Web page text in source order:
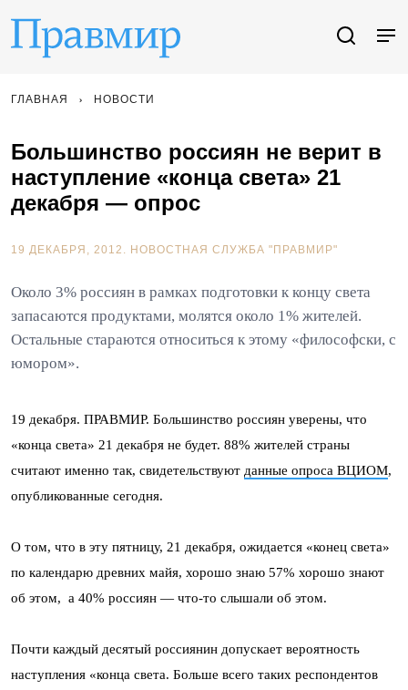
ГЛАВНАЯ НОВОСТИ
Большинство россиян не верит в
наступление «конца света» 21
декабря — опрос
19 ДЕКАБРЯ, 2012. НОВОСТНАЯ СЛУЖБА "ПРАВМИР"
Около 3% россиян в рамках подготовки к концу света
запасаются продуктами, молятся около 1% жителей.
Остальные стараются относиться к этому «философски, с
юмором».
19 декабря. ПРАВМИР. Большинство россиян уверены, что
«конца света» 21 декабря не будет. 88% жителей страны
считают именно так, свидетельствуют данные опроса ВЦИОМ,
опубликованные сегодня.
О том, что в эту пятницу, 21 декабря, ожидается «конец света»
по календарю древних майя, хорошо знаю 57% хорошо знают
об этом, а 40% россиян — что-то слышали об этом.
Почти каждый десятый россиянин допускает вероятность
наступления «конца света. Больше всего таких респондентов